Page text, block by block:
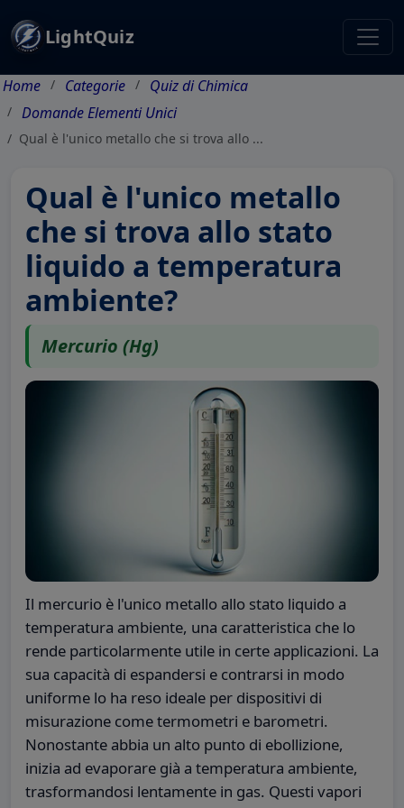
LightQuiz
Home Categorie
Quiz di Chimica
Domande Elementi Unici
Qual è l'unico metallo che si trova allo ...
Qual è l'unico metallo
che si trova allo stato
liquido a temperatura
ambiente?
Mercurio (Hg)
Il mercurio è l'unico metallo allo stato liquido a
temperatura ambiente, una caratteristica che lo
rende particolarmente utile in certe applicazioni. La
sua capacità di espandersi e contrarsi in modo
uniforme lo ha reso ideale per dispositivi di
misurazione come termometri e barometri.
Nonostante abbia un alto punto di ebollizione,
inizia ad evaporare già a temperatura ambiente,
trasformandosi lentamente in gas. Questi vapori